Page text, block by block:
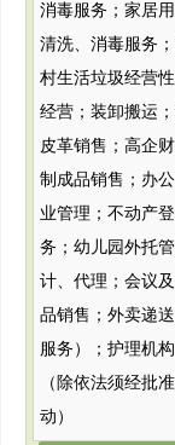
消毒服务；家居
清洗、消毒服务
村生活垃圾经营
经营；装卸搬运
皮革销售；高企
制成品销售；办
业管理；不动产
务；幼儿园外托
计、代理；会议
品销售；外卖递
服务）；护理机
（除依法须经批
动）